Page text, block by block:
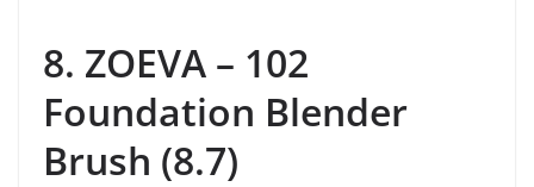
8. ZOEVA – 102
Foundation Blender
Brush (8.7)